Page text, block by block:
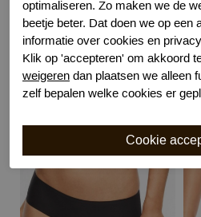
Model
Taille
Kenmerk
Naadloos
optimaliseren. Zo maken we de
beetje beter. Dat doen we op een
informatie over cookies en
Klik op 'accepteren' om akkoord
weigeren dan plaatsen we alleen
zelf bepalen welke cookies er